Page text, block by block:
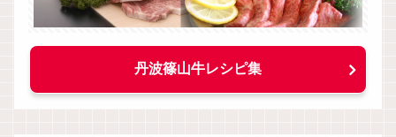
丹波篠山牛レシピ集